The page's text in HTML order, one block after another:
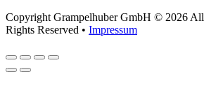
Copyright Grampelhuber GmbH © 2026 All
Rights Reserved • Impressum